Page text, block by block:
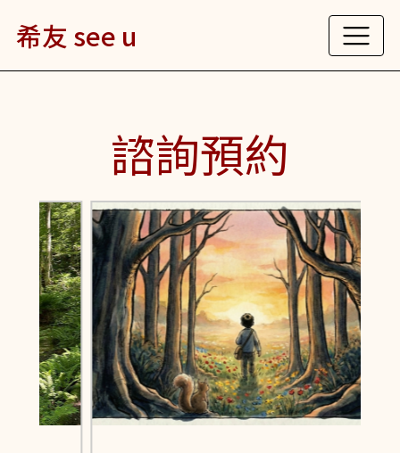
希友 see u
諮詢預約